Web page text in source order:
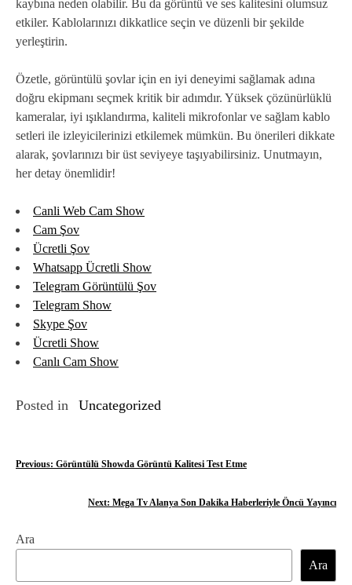
kaybına neden olabilir. Bu da görüntü ve ses kalitesini olumsuz
etkiler. Kablolarınızı dikkatlice seçin ve düzenli bir şekilde
yerleştirin.
Özetle, görüntülü şovlar için en iyi deneyimi sağlamak adına
doğru ekipmanı seçmek kritik bir adımdır. Yüksek çözünürlüklü
kameralar, iyi ışıklandırma, kaliteli mikrofonlar ve sağlam kablo
setleri ile izleyicilerinizi etkilemek mümkün. Bu önerileri dikkate
alarak, şovlarınızı bir üst seviyeye taşıyabilirsiniz. Unutmayın,
her detay önemlidir!
Canli Web Cam Show
Cam Şov
Ücretli Şov
Whatsapp Ücretli Show
Telegram Görüntülü Şov
Telegram Show
Skype Şov
Ücretli Show
Canlı Cam Show
Posted in Uncategorized
Y
ı
g
Previous: Görüntülü Showda Görüntü Kalitesi Test Etme
Next: Mega Tv Alanya Son Dakika Haberleriyle Öncü Yayıncı
Ara
Ara